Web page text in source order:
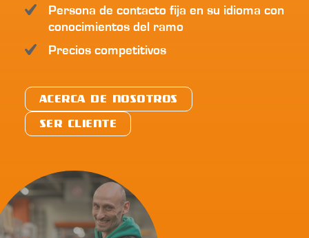
Persona de contacto fija en su idioma con
conocimientos del ramo
Precios competitivos
ACERCA DE NOSOTROS
SER CLIENTE